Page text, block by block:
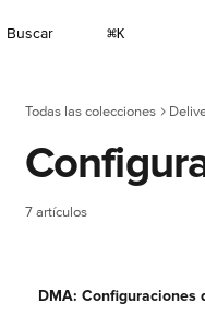
Buscar ⌘K
Todas las colecciones
7 artículos
DMA: Configuraciones